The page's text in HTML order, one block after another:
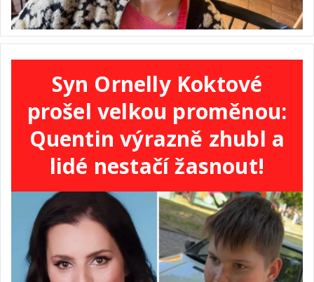
Syn Ornelly Koktové
prošel velkou proměnou:
Quentin výrazně zhubl a
lidé nestačí žasnout!